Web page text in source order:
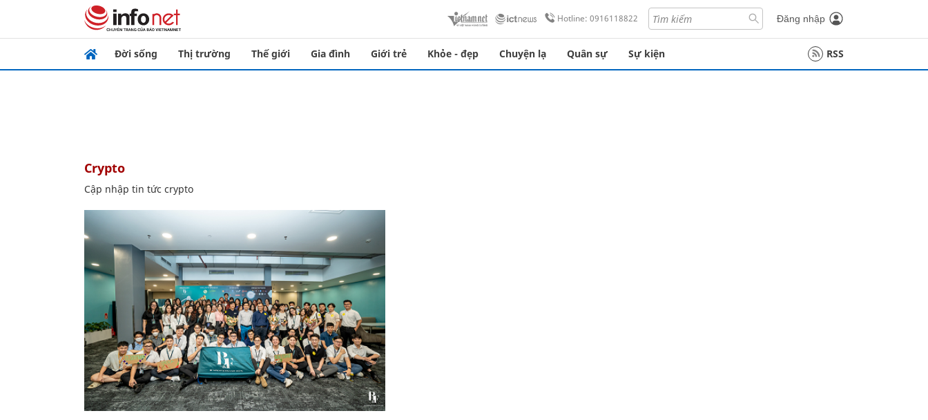
Hotline: 0916118822 Đăng nhập
Đời sống Thị trường Thế giới Gia đình Giới trẻ Khỏe - đẹp Chuyện lạ Quân sự Sự kiện RSS
crypto
Cập nhập tin tức crypto